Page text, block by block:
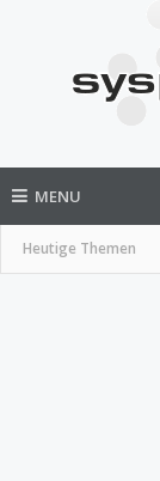
MENU
Heutige Themen